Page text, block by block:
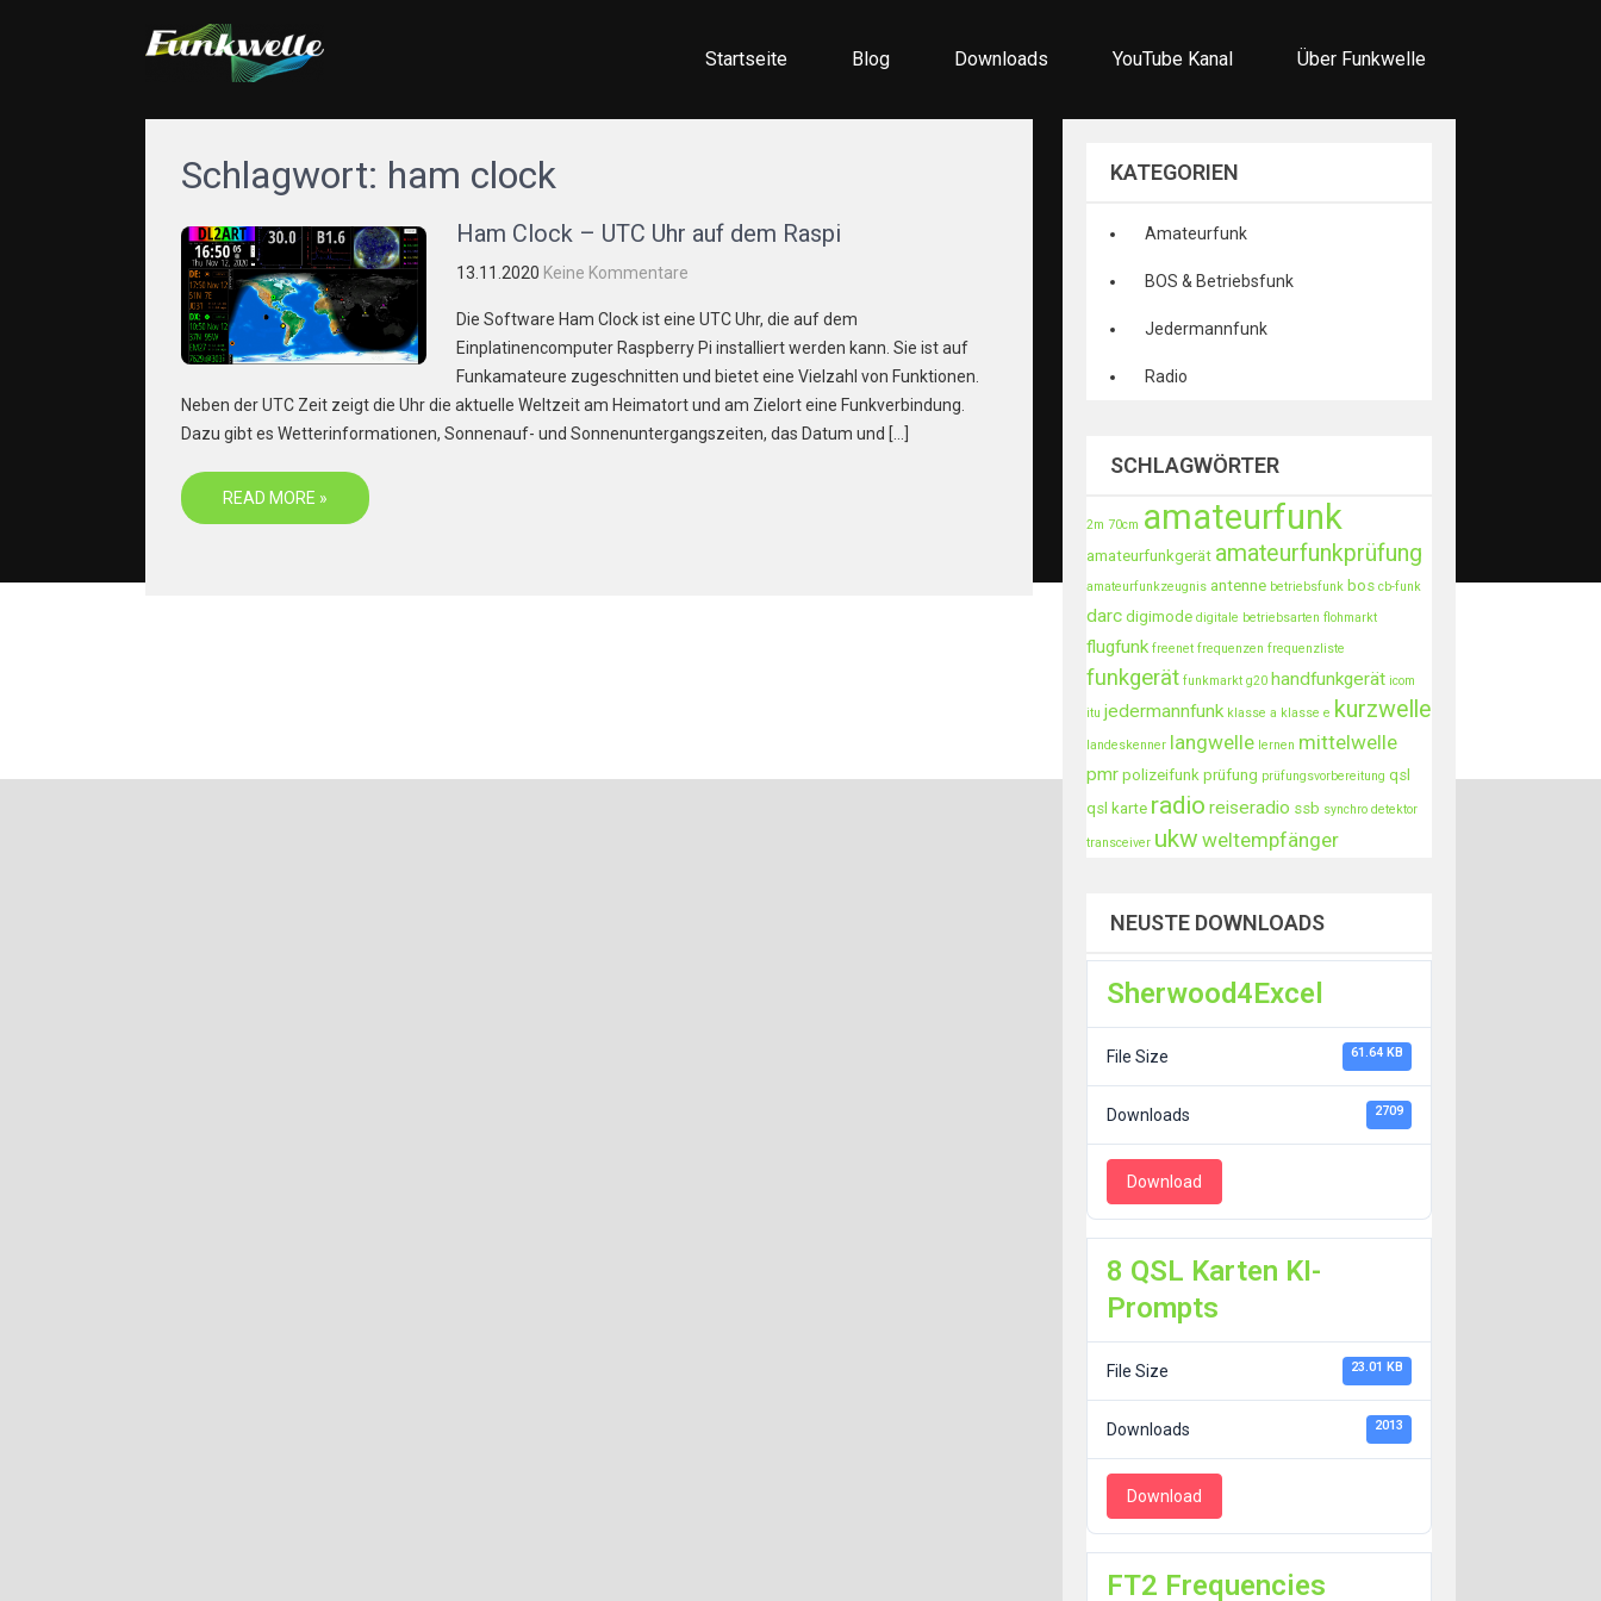
FUNKWELLE.COM
Startseite Blog Downloads YouTube Kanal Über Funkwelle
Schlagwort: ham clock
Ham Clock – UTC Uhr auf dem Raspi
13.11.2020 Keine Kommentare
Die Software Ham Clock ist eine UTC Uhr, die auf dem
Einplatinencomputer Raspberry Pi installiert werden kann. Sie ist auf
Funkamateure zugeschnitten und bietet eine Vielzahl von Funktionen.
Neben der UTC Zeit zeigt die Uhr die aktuelle Weltzeit am Heimatort und am Zielort eine Funkverbindung.
Dazu gibt es Wetterinformationen, Sonnenauf- und Sonnenuntergangszeiten, das Datum und […]
READ MORE »
KATEGORIEN
Amateurfunk
BOS & Betriebsfunk
Jedermannfunk
Radio
SCHLAGWÖRTER
2m 70cm amateurfunk
amateurfunkgerät amateurfunkprüfung
amateurfunkzeugnis antenne betriebsfunk bos cb-funk
darc digimode digitale betriebsarten flohmarkt
flugfunk freenet frequenzen frequenzliste
funkgerät funkmarkt g20 handfunkgerät icom
itu jedermannfunk klasse a klasse e kurzwelle
landeskenner langwelle lernen mittelwelle
pmr polizeifunk prüfung prüfungsvorbereitung qsl
qsl karte radio reiseradio ssb synchro detektor
transceiver ukw weltempfänger
NEUSTE DOWNLOADS
Sherwood4Excel
File Size 61.64 KB
Downloads 2709
Download
8 QSL Karten KI-
Prompts
File Size 23.01 KB
Downloads 2013
Download
FT2 Frequencies